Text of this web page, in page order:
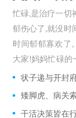
忙碌,是治疗一切
郁伤心了,就没时
时间郁郁寡欢了
大家!妈妈忙碌的
人民警察，她总